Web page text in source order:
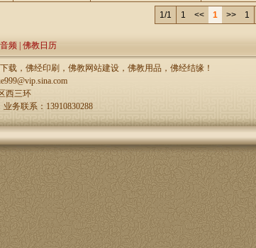
1/1 1 << 1 >> 1
频 佛教日历
载，佛经印刷，佛教网站建设，佛教用品，佛经结缘！
西三环
务联系：13910830288